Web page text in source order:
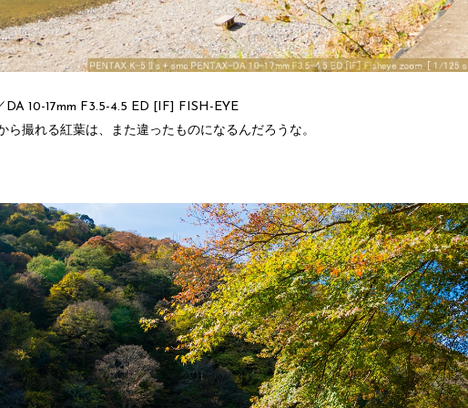
DA 10-17mm F3.5-4.5 ED [IF] FISH-EYE
ら撮れる紅葉は、また違ったものになるんだろうな。